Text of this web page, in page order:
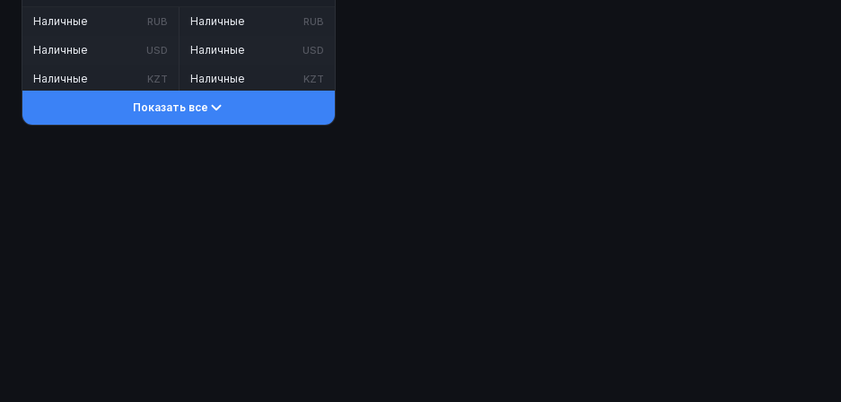
Наличные RUB
Наличные USD
Наличные KZT
Наличные RUB
Наличные USD
Наличные KZT
Показать все